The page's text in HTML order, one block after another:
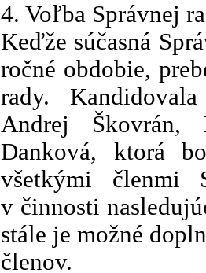
4. Voľba Správnej
Keďže súčasná
ročné obdobie,
rady.
Andrej Škovrán,
Danková, ktorá
všetkými členmi
v činnosti
stále je možné
členov.